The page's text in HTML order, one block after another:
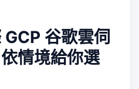
GCP 谷歌雲伺
情境給你選